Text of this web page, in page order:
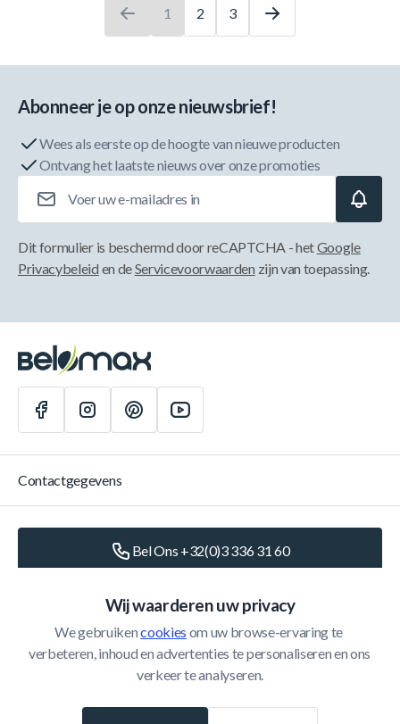
U leest momenteel pagina
1
Pagina
2
Pagina
3
Wij waarderen uw privacy
We gebruiken cookies om uw browse-ervaring te
verbeteren, inhoud en advertenties te personaliseren en ons
verkeer te analyseren.
Abonneer je op onze nieuwsbrief!
Wees als eerste op de hoogte van nieuwe producten
Ontvang het laatste nieuws over onze promoties
Dit formulier is beschermd door reCAPTCHA - hetGoogle
Privacybeleid en deServicevoorwaarden zijn van toepassing.
Categorieën
Contactgegevens
Bel Ons +32(0)3 336 31 60
Schrijf Ons info@belomax.com
Routebeschrijving naar de Belomax